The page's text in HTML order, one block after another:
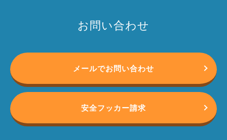
お問い合わせ
メールでお問い合わせ
安全フッカー請求